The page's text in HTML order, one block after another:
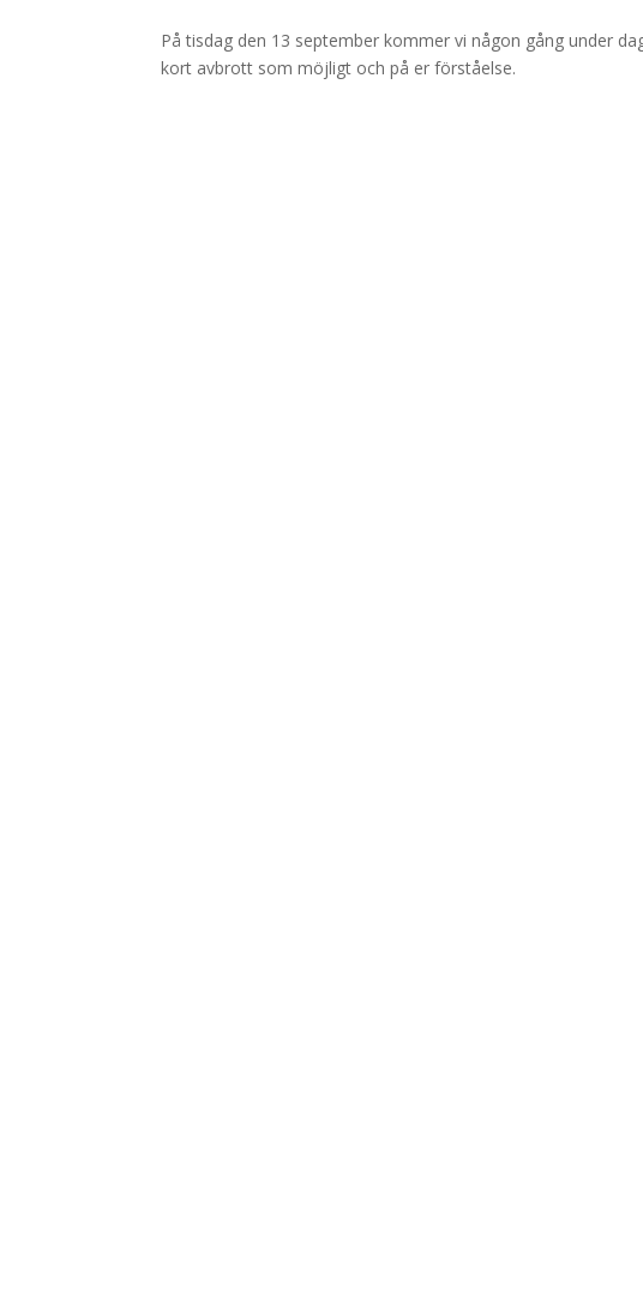
På tisdag den 13 september kommer vi någon gång under
kort avbrott som möjligt och på er förståelse.